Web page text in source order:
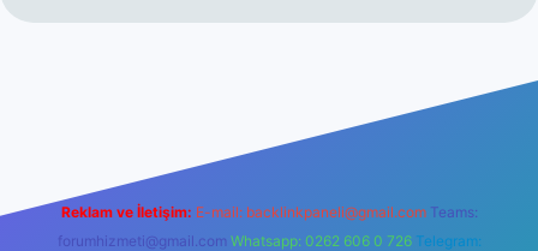
Reklam ve İletişim: E-mail: backlinkpaneli@gmail.com Teams:
forumhizmeti@gmail.com Whatsapp: 0262 606 0 726 Telegram: